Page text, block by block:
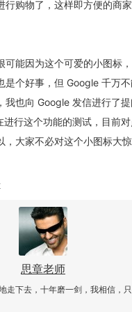
行购物了，这样即方便的商
可能因为这个可爱的小图标
是个好事，但 Google 千万
我也向 Google 发信进行了
进行这个功能的测试，目前
大家不必对这个小图标大惊
思章老师
走下去，十年磨一剑，我相信，只
客服小美